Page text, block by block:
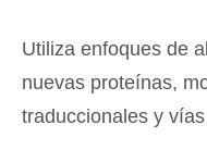
Utiliza enfoques de
nuevas proteínas,
traduccionales y